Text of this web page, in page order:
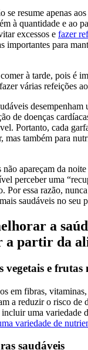
se resume apenas
à quantidade e ao
excessos e fazer
importantes para
desempenham
de doenças
Portanto, cada
mas também para
apareçam da
perceber uma
Por essa razão,
saudáveis no seu
a
a partir da
vegetais e frutas
em fibras,
a reduzir o risco de
uma variedade
variedade de
saudáveis